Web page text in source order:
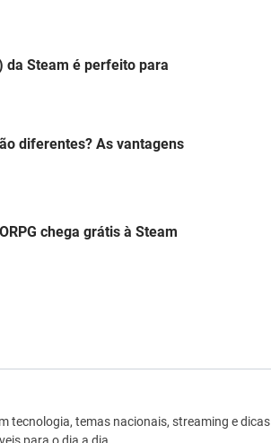
da Steam é perfeito para
diferentes? As vantagens
chega grátis à Steam
tecnologia, temas nacionais, streaming e dicas